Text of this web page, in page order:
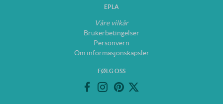
EPLA
Våre vilkår
Brukerbetingelser
Personvern
Om informasjonskapsler
FØLG OSS